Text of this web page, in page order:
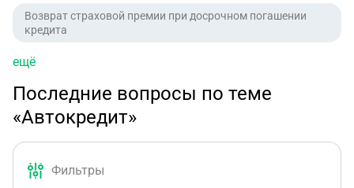
Возврат страховой премии при досрочном погашении
кредита
ещё
Последние вопросы по теме
«Автокредит»
Фильтры